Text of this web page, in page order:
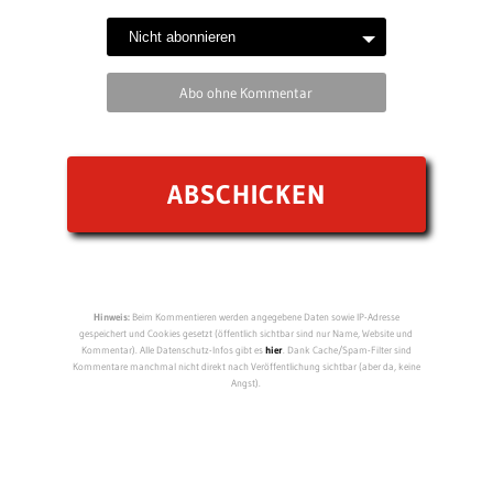
Abo ohne Kommentar
Hinweis:Beim Kommentieren werden angegebene Daten sowie IP-Adresse
gespeichert und Cookies gesetzt (öffentlich sichtbar sind nur Name, Website und
Kommentar). Alle Datenschutz-Infos gibt eshier. Dank Cache/Spam-Filter sind
Kommentare manchmal nicht direkt nach Veröffentlichung sichtbar (aber da, keine
Angst).